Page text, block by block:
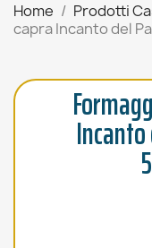
Home Prodotti
capra Incanto del